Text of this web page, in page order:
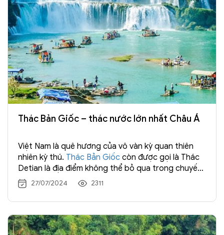
Thác Bản Giốc – thác nước lớn nhất Châu Á
Việt Nam là quê hương của vô vàn kỳ quan thiên
nhiên kỳ thú. Thác Bản Giốc còn được gọi là Thác
Detian là địa điểm không thể bỏ qua trong chuyến
du lịch Việt Nam của tất cả mọi người.
27/07/2024 2311